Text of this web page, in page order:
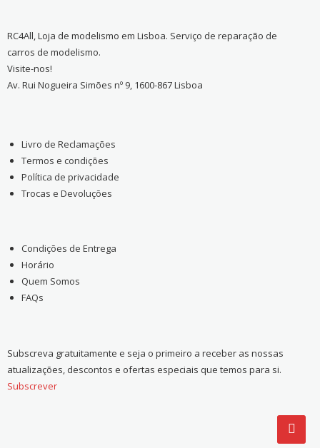
RC4All, Loja de modelismo em Lisboa. Serviço de reparação de
carros de modelismo.
Visite-nos!
Av. Rui Nogueira Simões nº 9, 1600-867 Lisboa
Livro de Reclamações
Termos e condições
Política de privacidade
Trocas e Devoluções
Condições de Entrega
Horário
Quem Somos
FAQs
Subscreva gratuitamente e seja o primeiro a receber as nossas
atualizações, descontos e ofertas especiais que temos para si.
Subscrever